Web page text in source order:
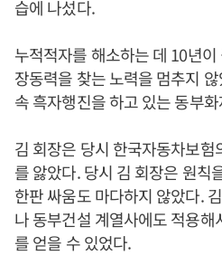
습에 나섰다.
누적적자를 해소하는 데 10년
장동력을 찾는 노력을 멈추지
속 흑자행진을 하고 있는 동부
김 회장은 당시 한국자동차보
를 앓았다. 당시 김 회장은 원칙
한판 싸움도 마다하지 않았다.
나 동부건설 계열사에도 적용
를 얻을 수 있었다.